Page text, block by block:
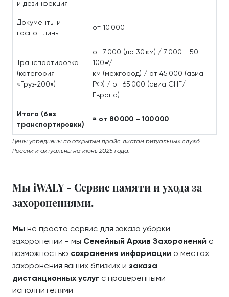
и дезинфекция
Документы и
госпошлины
от 10 000
Транспортировка
(категория
«Груз‑200»)
от 7 000 (до 30 км) / 7 000 + 50–
100 ₽/
км (межгород) / от 45 000 (авиа
РФ) / от 65 000 (авиа СНГ/
Европа)
Итого (без
транспортировки)
≈ от 80 000 – 100 000
Цены усреднены по открытым прайс‑листам ритуальных служб
России и актуальны на июнь 2025 года.
Мы iWALY - Сервис памяти и ухода за
захоронениями.
Мы не просто сервис для заказа уборки
захоронений - мы Семейный Архив Захоронений с
возможностью сохранения информации о местах
захоронения ваших близких и заказа
дистанционных услуг с проверенными
исполнителями